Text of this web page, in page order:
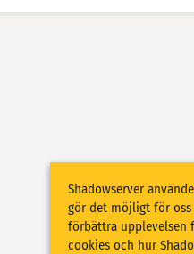
Shadowserver
gör det möjligt för oss
förbättra upplevelsen
cookies och hur